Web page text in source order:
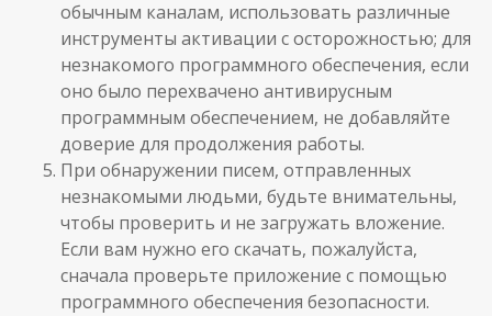
обычным каналам, использовать различные
инструменты активации с осторожностью; для
незнакомого программного обеспечения, если
оно было перехвачено антивирусным
программным обеспечением, не добавляйте
доверие для продолжения работы.
При обнаружении писем, отправленных
незнакомыми людьми, будьте внимательны,
чтобы проверить и не загружать вложение.
Если вам нужно его скачать, пожалуйста,
сначала проверьте приложение с помощью
программного обеспечения безопасности.